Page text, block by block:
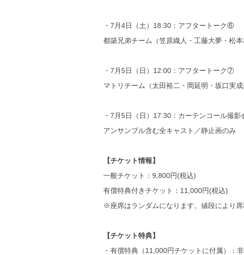
・7月4日（土）18:30：アフタートーク⑥
都築兄弟チーム（笠原織人・工藤大夢・松
・7月5日（日）12:00：アフタートーク⑦
マトリチーム（太田裕二・岡延明・坂口実
・7月5日（日）17:30：カーテンコール撮
アンサンブル含む全キャスト／静止画のみ
【チケット情報】
一般チケット：9,800円(税込)
有償特典付きチケット：11,000円(税込)
※座席はランダムになります。値段により席
【チケット特典】
・有償特典（11,000円チケットに付属）：